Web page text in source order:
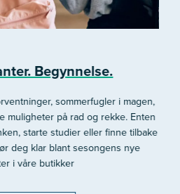
Begynnelse.
sommerfugler i magen,
muligheter på rad og rekke. Enten
starte studier eller finne tilbake
deg klar blant sesongens nye
i våre butikker